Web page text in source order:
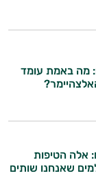
מה באמת עומד
אלה הטיפות
שאנחנו שותים